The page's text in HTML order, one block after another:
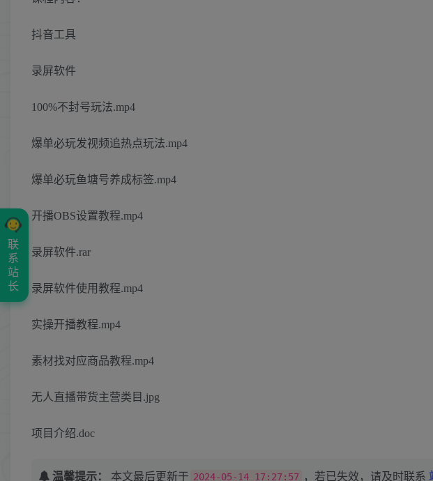
抖音工具
录屏软件
100%不封号玩法.mp4
爆单必玩发视频追热点玩法.mp4
爆单必玩鱼塘号养成标签.mp4
开播OBS设置教程.mp4
录屏软件.rar
录屏软件使用教程.mp4
实操开播教程.mp4
素材找对应商品教程.mp4
无人直播带货主营类目.jpg
项目介绍.doc
温馨提示： 本文最后更新于 2024-05-14 17:27:57 ，若已失效，请及时联系
联
系
站
长